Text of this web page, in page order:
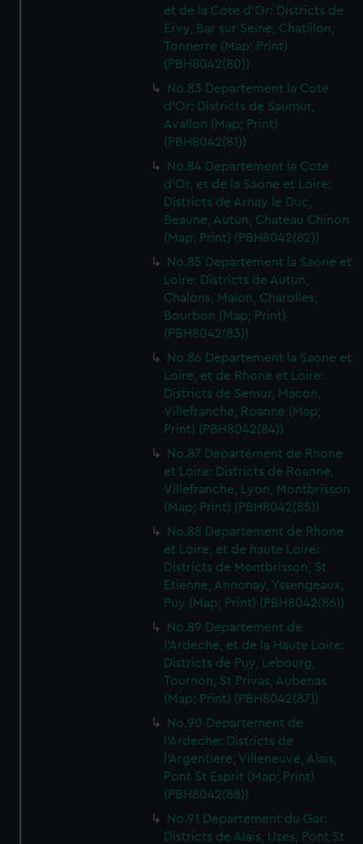
et de la Cote d'Or: Districts de
Ervy, Bar sur Seine, Chatillon,
Tonnerre (Map; Print)
(PBH8042(80))
No.83 Departement la Cote
d'Or: Districts de Saumur,
Avallon (Map; Print)
(PBH8042(81))
No.84 Departement la Cote
d'Or, et de la Saone et Loire:
Districts de Arnay le Duc,
Beaune, Autun, Chateau Chinon
(Map; Print) (PBH8042(82))
No.85 Departement la Saone et
Loire: Districts de Autun,
Chalons, Maion, Charolles,
Bourbon (Map; Print)
(PBH8042(83))
No.86 Departement la Saone et
Loire, et de Rhone et Loire:
Districts de Semur, Macon,
Villefranche, Roanne (Map;
Print) (PBH8042(84))
No.87 Departement de Rhone
et Loire: Districts de Roanne,
Villefranche, Lyon, Montbrisson
(Map; Print) (PBH8042(85))
No.88 Departement de Rhone
et Loire, et de haute Loire:
Districts de Montbrisson, St
Etienne, Annonay, Yssengeaux,
Puy (Map; Print) (PBH8042(86))
No.89 Departement de
l'Ardeche, et de la Haute Loire:
Districts de Puy, Lebourg,
Tournon, St Privas, Aubenas
(Map; Print) (PBH8042(87))
No.90 Departement de
l'Ardeche: Districts de
l'Argentiere, Villeneuve, Alais,
Pont St Esprit (Map; Print)
(PBH8042(88))
No.91 Departement du Gar:
Districts de Alais, Uzes, Pont St